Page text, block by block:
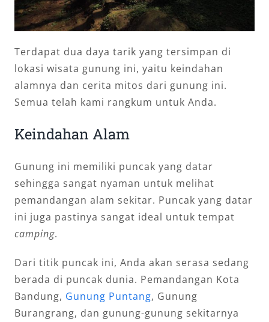
Terdapat dua daya tarik yang tersimpan di
lokasi wisata gunung ini, yaitu keindahan
alamnya dan cerita mitos dari gunung ini.
Semua telah kami rangkum untuk Anda.
Keindahan Alam
Gunung ini memiliki puncak yang datar
sehingga sangat nyaman untuk melihat
pemandangan alam sekitar. Puncak yang datar
ini juga pastinya sangat ideal untuk tempat
camping.
Dari titik puncak ini, Anda akan serasa sedang
berada di puncak dunia. Pemandangan Kota
Bandung, Gunung Puntang, Gunung
Burangrang, dan gunung-gunung sekitarnya